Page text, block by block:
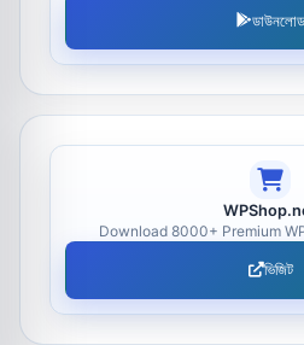
ডাউনলোড
Download 8000+ Premium
ভিজিট